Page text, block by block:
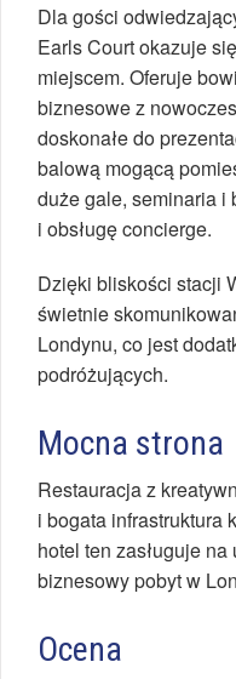
Dla gości
Earls Court okazuje
miejscem. Oferuje
biznesowe z
doskonałe do
balową mogącą
duże gale, seminaria i
i obsługę concierge.
Dzięki bliskości stacji
świetnie
Londynu, co jest
podróżujących.
Mocna strona
Restauracja z
i bogata infrastruktura
hotel ten zasługuje
biznesowy pobyt w
Ocena